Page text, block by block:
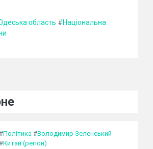
область #Національна
Політика #Володимир Зеленський
Китай (регіон)